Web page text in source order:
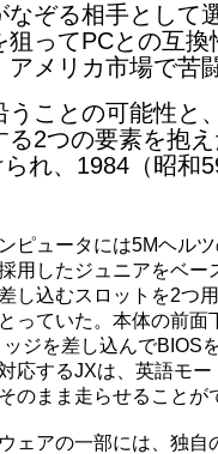
ぞる相手として
狙ってPCとの互
アメリカ市場で苦
ことの可能性と
る2つの要素を抱
れ、1984（昭和
ュータには5Mヘルツ
用したジュニアをベー
し込むスロットを2つ
っていた。本体の前面
ジを差し込んでBIOS
応するJXは、英語モ
のまま走らせることが
ェアの一部には、独自